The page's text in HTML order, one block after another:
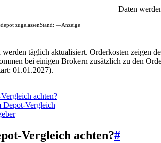
Daten
zugelassenStand: —Anzeige
täglich aktualisiert. Orderkosten zeigen
bei einigen Brokern zusätzlich zu den
01.01.2027).
achten?
Depot-Vergleich
Vergleich achten?#